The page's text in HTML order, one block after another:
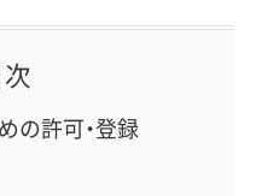
績は11万件以上。お客様
フェッショナル。「どん
ットーに、一期一会の
い、契約から工事完了ま
ポート。この記事では現
の許可・登録